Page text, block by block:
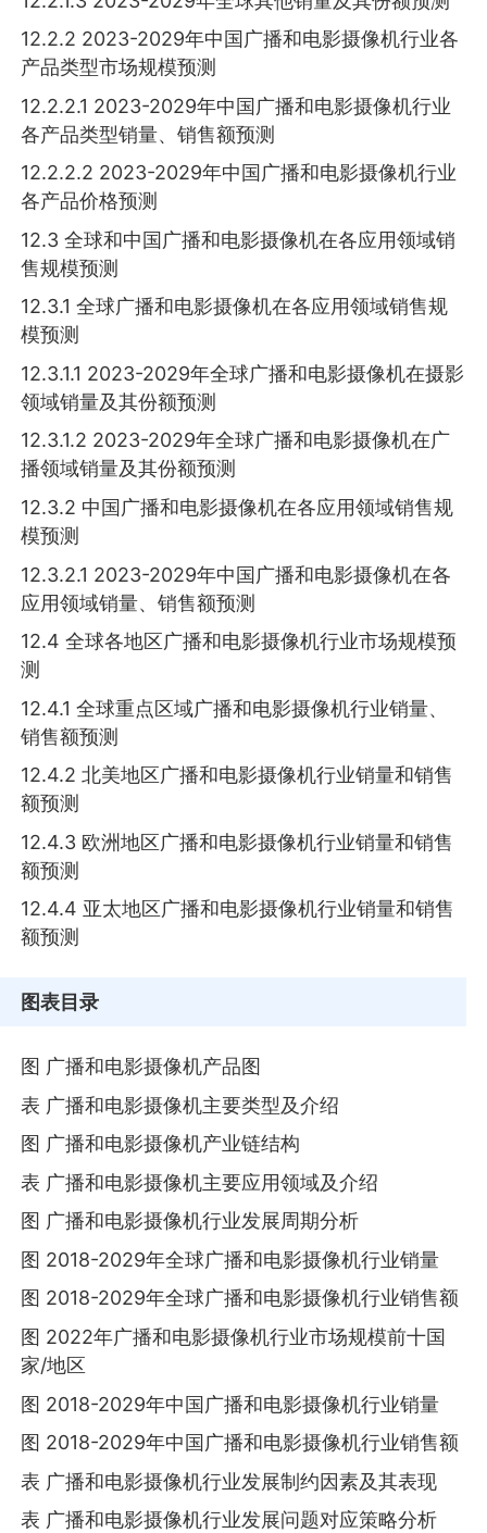
12.2.2 2023-2029年中国广播和电影摄像机行业各
产品类型市场规模预测
12.2.2.1 2023-2029年中国广播和电影摄像机行业
各产品类型销量、销售额预测
12.2.2.2 2023-2029年中国广播和电影摄像机行业
各产品价格预测
12.3 全球和中国广播和电影摄像机在各应用领域销
售规模预测
12.3.1 全球广播和电影摄像机在各应用领域销售规
模预测
12.3.1.1 2023-2029年全球广播和电影摄像机在摄影
领域销量及其份额预测
12.3.1.2 2023-2029年全球广播和电影摄像机在广
播领域销量及其份额预测
12.3.2 中国广播和电影摄像机在各应用领域销售规
模预测
12.3.2.1 2023-2029年中国广播和电影摄像机在各
应用领域销量、销售额预测
12.4 全球各地区广播和电影摄像机行业市场规模预
测
12.4.1 全球重点区域广播和电影摄像机行业销量、
销售额预测
12.4.2 北美地区广播和电影摄像机行业销量和销售
额预测
12.4.3 欧洲地区广播和电影摄像机行业销量和销售
额预测
12.4.4 亚太地区广播和电影摄像机行业销量和销售
额预测
图表目录
图 广播和电影摄像机产品图
表 广播和电影摄像机主要类型及介绍
图 广播和电影摄像机产业链结构
表 广播和电影摄像机主要应用领域及介绍
图 广播和电影摄像机行业发展周期分析
图 2018-2029年全球广播和电影摄像机行业销量
图 2018-2029年全球广播和电影摄像机行业销售额
图 2022年广播和电影摄像机行业市场规模前十国
家/地区
图 2018-2029年中国广播和电影摄像机行业销量
图 2018-2029年中国广播和电影摄像机行业销售额
表 广播和电影摄像机行业发展制约因素及其表现
表 广播和电影摄像机行业发展问题对应策略分析